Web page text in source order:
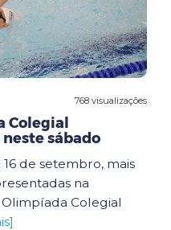
768 visualizações
sábado
de setembro, mais
na
Colegial